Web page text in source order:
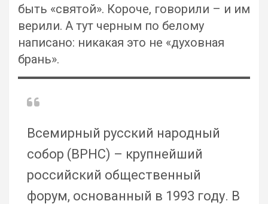
быть «святой». Короче, говорили – и им
верили. А тут черным по белому
написано: никакая это не «духовная
брань».
Всемирный русский народный
собор (ВРНС) – крупнейший
российский общественный
форум, основанный в 1993 году. В